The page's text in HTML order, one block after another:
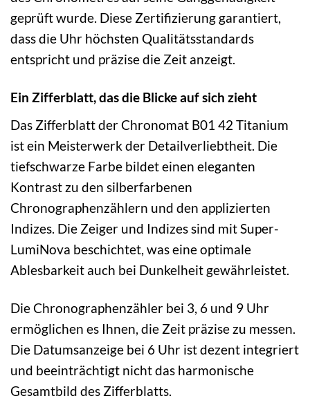
geprüft wurde. Diese Zertifizierung garantiert,
dass die Uhr höchsten Qualitätsstandards
entspricht und präzise die Zeit anzeigt.
Ein Zifferblatt, das die Blicke auf sich zieht
Das Zifferblatt der Chronomat B01 42 Titanium
ist ein Meisterwerk der Detailverliebtheit. Die
tiefschwarze Farbe bildet einen eleganten
Kontrast zu den silberfarbenen
Chronographenzählern und den applizierten
Indizes. Die Zeiger und Indizes sind mit Super-
LumiNova beschichtet, was eine optimale
Ablesbarkeit auch bei Dunkelheit gewährleistet.
Die Chronographenzähler bei 3, 6 und 9 Uhr
ermöglichen es Ihnen, die Zeit präzise zu messen.
Die Datumsanzeige bei 6 Uhr ist dezent integriert
und beeinträchtigt nicht das harmonische
Gesamtbild des Zifferblatts.